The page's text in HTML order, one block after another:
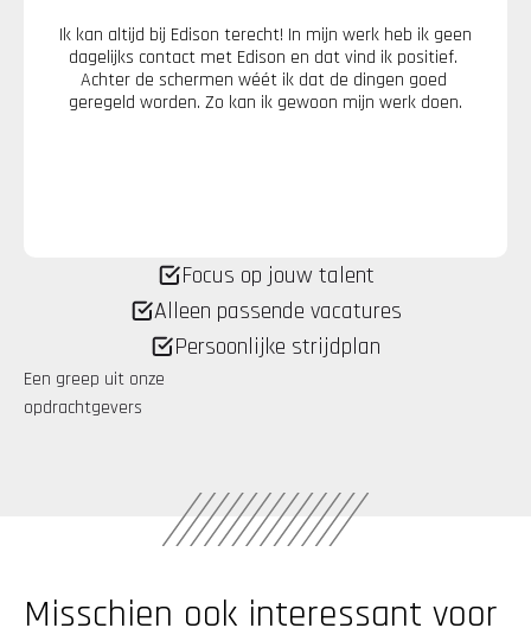
Ik kan altijd bij Edison terecht! In mijn werk heb ik geen
dagelijks contact met Edison en dat vind ik positief.
Achter de schermen wéét ik dat de dingen goed
geregeld worden. Zo kan ik gewoon mijn werk doen.
Focus op jouw talent
Alleen passende vacatures
Persoonlijke strijdplan
Een greep uit onze
opdrachtgevers